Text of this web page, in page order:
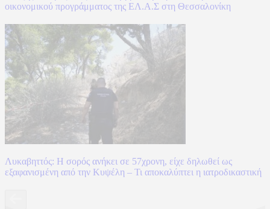
οικονομικού προγράμματος της ΕΛ.Α.Σ στη Θεσσαλονίκη
Λυκαβηττός: Η σορός ανήκει σε 57χρονη, είχε δηλωθεί ως
εξαφανισμένη από την Κυψέλη – Τι αποκαλύπτει η ιατροδικαστική